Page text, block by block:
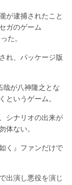
が逮捕されたこと
ガのゲーム
た。
れ、パッケージ版
哉が八神隆之とな
というゲーム。
シナリオの出来が
体ない。
く』ファンだけで
出演し悪役を演じ